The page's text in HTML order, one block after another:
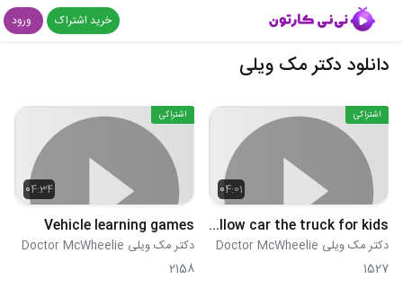
خرید اشتراک ورود
دانلود دکتر مک ویلی
04:01
اشتراکی
The yellow car the truck for kids
دکتر مک ویلی Doctor McWheelie
1527
04:34
اشتراکی
Vehicle learning games
دکتر مک ویلی Doctor McWheelie
2158